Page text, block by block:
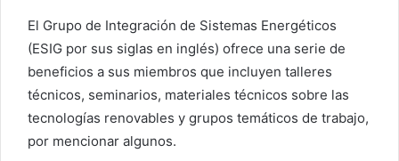
El Grupo de Integración de Sistemas Energéticos
(ESIG por sus siglas en inglés) ofrece una serie de
beneficios a sus miembros que incluyen talleres
técnicos, seminarios, materiales técnicos sobre las
tecnologías renovables y grupos temáticos de trabajo,
por mencionar algunos.